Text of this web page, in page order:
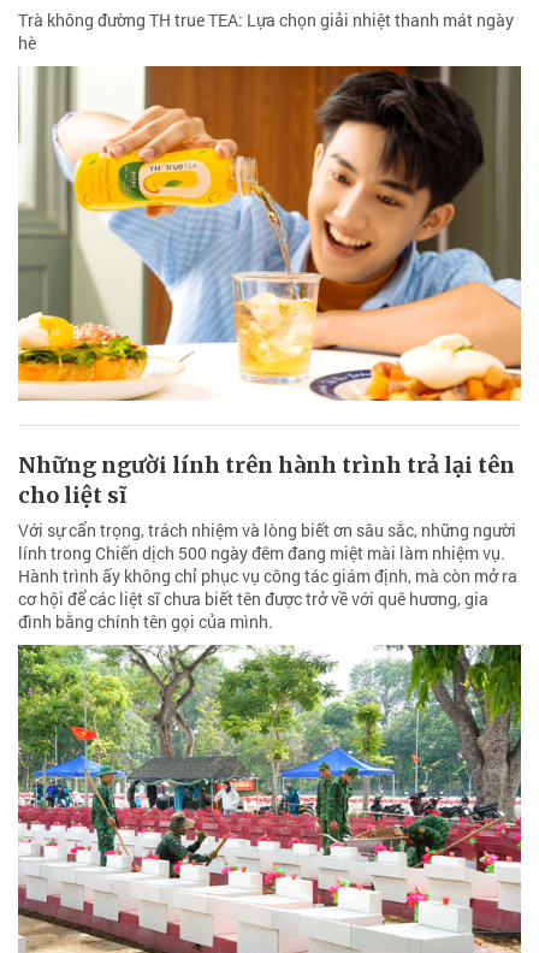
Trà không đường TH true TEA: Lựa chọn giải nhiệt thanh mát ngày
hè
Những người lính trên hành trình trả lại tên
cho liệt sĩ
Với sự cẩn trọng, trách nhiệm và lòng biết ơn sâu sắc, những người
lính trong Chiến dịch 500 ngày đêm đang miệt mài làm nhiệm vụ.
Hành trình ấy không chỉ phục vụ công tác giám định, mà còn mở ra
cơ hội để các liệt sĩ chưa biết tên được trở về với quê hương, gia
đình bằng chính tên gọi của mình.